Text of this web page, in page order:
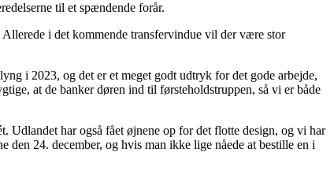
til et spændende forår.
i det kommende transfervindue vil der være stor
i 2023, og det er et meget godt udtryk for det gode arbejde,
at de banker døren ind til førsteholdstruppen, så vi er både
Udlandet har også fået øjnene op for det flotte design, og vi har
24. december, og hvis man ikke lige nåede at bestille en i